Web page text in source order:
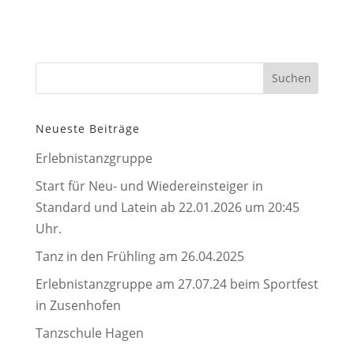
Neueste Beiträge
Erlebnistanzgruppe
Start für Neu- und Wiedereinsteiger in
Standard und Latein ab 22.01.2026 um 20:45
Uhr.
Tanz in den Frühling am 26.04.2025
Erlebnistanzgruppe am 27.07.24 beim Sportfest
in Zusenhofen
Tanzschule Hagen